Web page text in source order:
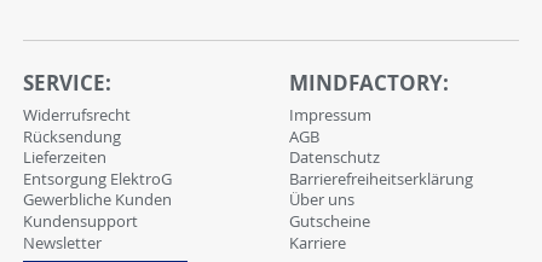
SERVICE:
Widerrufsrecht
Rücksendung
Lieferzeiten
Entsorgung ElektroG
Gewerbliche Kunden
Kundensupport
Newsletter
MINDFACTORY:
Impressum
AGB
Datenschutz
Barrierefreiheitserklärung
Über uns
Gutscheine
Karriere